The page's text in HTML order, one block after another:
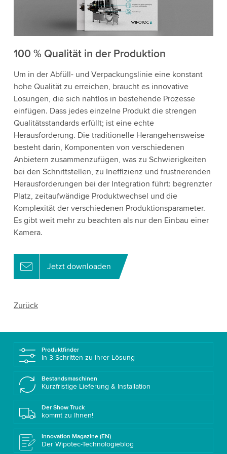
100 % Qualität in der Produktion
Um in der Abfüll- und Verpackungslinie eine konstant
hohe Qualität zu erreichen, braucht es innovative
Lösungen, die sich nahtlos in bestehende Prozesse
einfügen. Dass jedes einzelne Produkt die strengen
Qualitätsstandards erfüllt; ist eine echte
Herausforderung. Die traditionelle Herangehensweise
besteht darin, Komponenten von verschiedenen
Anbietern zusammenzufügen, was zu Schwierigkeiten
bei den Schnittstellen, zu Ineffizienz und frustrierenden
Herausforderungen bei der Integration führt: begrenzter
Platz, zeitaufwändige Produktwechsel und die
Komplexität der verschiedenen Produktionsparameter.
Es gibt weit mehr zu beachten als nur den Einbau einer
Kamera.
Jetzt downloaden
Zurück
Produktfinder
In 3 Schritten zu Ihrer Lösung
Bestandsmaschinen
Kurzfristige Lieferung & Installation
Der Show Truck
kommt zu Ihnen!
Innovation Magazine (EN)
Der Wipotec-Technologieblog